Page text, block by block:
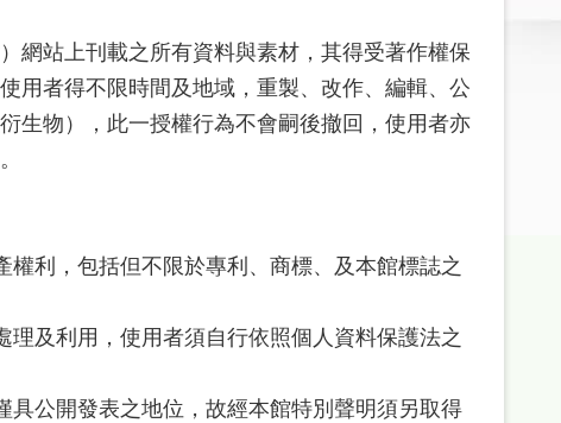
網站上刊載之所有資料與素材，其得受著作權保
用者得不限時間及地域，重製、改作、編輯、公
生物），此一授權行為不會嗣後撤回，使用者亦
利，包括但不限於專利、商標、及本館標誌之
及利用，使用者須自行依照個人資料保護法之
公開發表之地位，故經本館特別聲明須另取得